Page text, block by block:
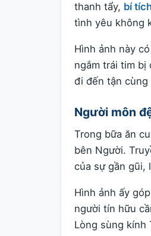
thanh tẩy, bí
tình yêu không
Hình ảnh này
ngắm trái tim bị
đi đến tận
Người môn
Trong bữa ăn
bên Người.
của sự gần gũi,
Hình ảnh ấy
người tín hữu
Lòng sùng kính